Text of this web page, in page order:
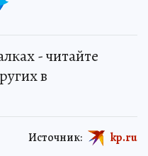
- читайте
в
Источник: kp.ru